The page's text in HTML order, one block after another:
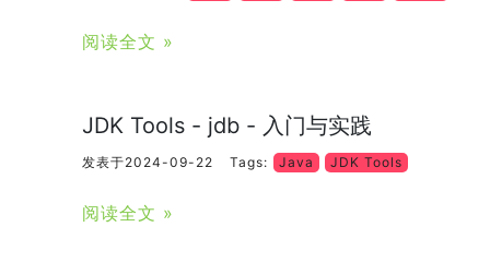
阅读全文 »
JDK Tools - jdb - 入门与实践
发表于2024-09-22 Tags: Java JDK Tools
阅读全文 »